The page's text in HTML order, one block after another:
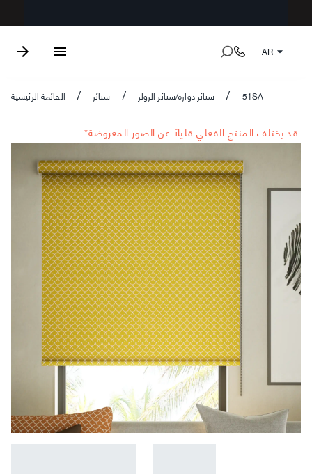
AR
القائمة الرئيسية / ستائر / ستائر دوارة/ستائر الرولر / 51SA
*قد يختلف المنتج الفعلي قليلاً عن الصور المعروضة